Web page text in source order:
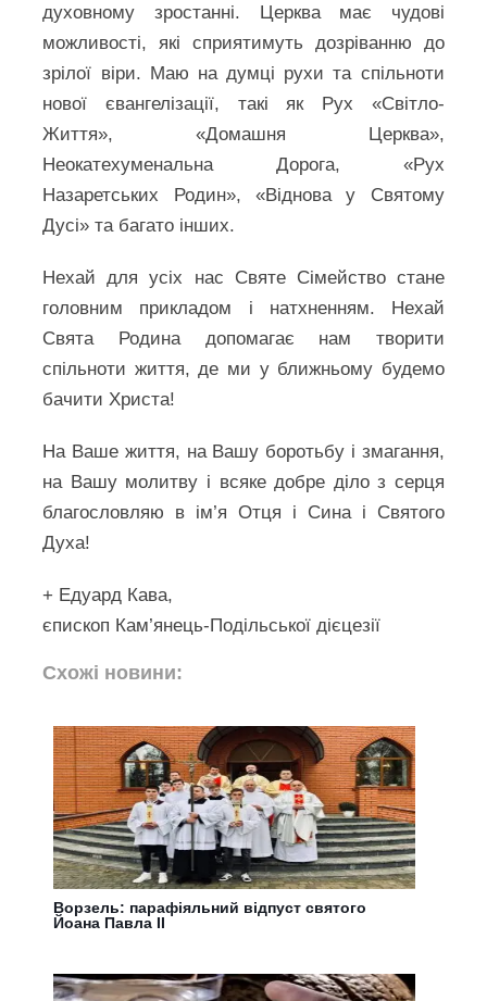
духовному зростанні. Церква має чудові
можливості, які сприятимуть дозріванню до
зрілої віри. Маю на думці рухи та спільноти
нової євангелізації, такі як Рух «Світло-
Життя», «Домашня Церква»,
Неокатехуменальна Дорога, «Рух
Назаретських Родин», «Віднова у Святому
Дусі» та багато інших.
Нехай для усіх нас Святе Сімейство стане
головним прикладом і натхненням. Нехай
Свята Родина допомагає нам творити
спільноти життя, де ми у ближньому будемо
бачити Христа!
На Ваше життя, на Вашу боротьбу і змагання,
на Вашу молитву і всяке добре діло з серця
благословляю в ім’я Отця і Сина і Святого
Духа!
+ Едуард Кава,
єпископ Кам’янець-Подільської дієцезії
Схожі новини:
Ворзель: парафіяльний відпуст святого
Йоана Павла ІІ